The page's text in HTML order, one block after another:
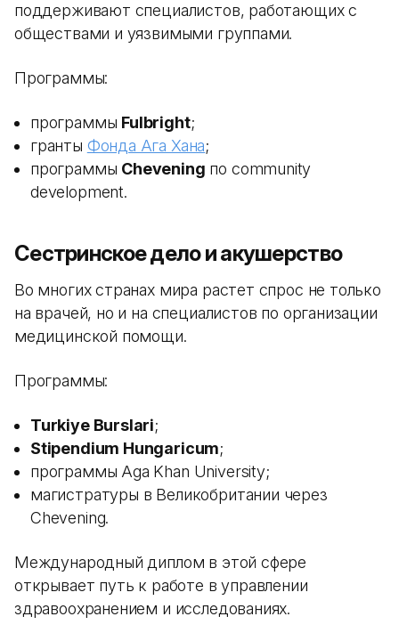
поддерживают специалистов, работающих с
обществами и уязвимыми группами.
Программы:
программы Fulbright;
гранты Фонда Ага Хана;
программы Chevening по community
development.
Сестринское дело и акушерство
Во многих странах мира растет спрос не только
на врачей, но и на специалистов по организации
медицинской помощи.
Программы:
Turkiye Burslari;
Stipendium Hungaricum;
программы Aga Khan University;
магистратуры в Великобритании через
Chevening.
Международный диплом в этой сфере
открывает путь к работе в управлении
здравоохранением и исследованиях.